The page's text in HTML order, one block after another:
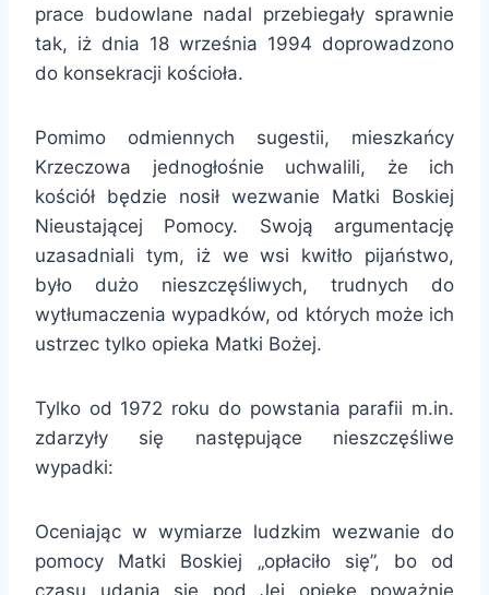
prace budowlane nadal przebiegały sprawnie
tak, iż dnia 18 września 1994 doprowadzono
do konsekracji kościoła.
Pomimo odmiennych sugestii, mieszkańcy
Krzeczowa jednogłośnie uchwalili, że ich
kościół będzie nosił wezwanie Matki Boskiej
Nieustającej Pomocy. Swoją argumentację
uzasadniali tym, iż we wsi kwitło pijaństwo,
było dużo nieszczęśliwych, trudnych do
wytłumaczenia wypadków, od których może ich
ustrzec tylko opieka Matki Bożej.
Tylko od 1972 roku do powstania parafii m.in.
zdarzyły się następujące nieszczęśliwe
wypadki:
Oceniając w wymiarze ludzkim wezwanie do
pomocy Matki Boskiej „opłaciło się”, bo od
czasu udania się pod Jej opiekę poważnie